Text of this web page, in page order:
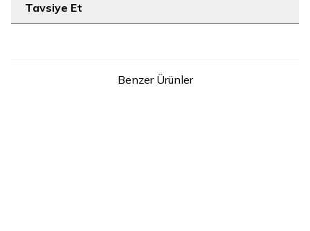
Tavsiye Et
Benzer Ürünler
9